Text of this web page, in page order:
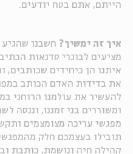
הייתם, אתם בטח יודעים.
איך זה ימשיך? חשבנו שהגיע
מציעים לבוגרי סדנאות
איתנו הן כיחידים שכותבים,
את בדידות האדם הכותב
להעשיר את עולמנו הרוחני
ומשוררים בני זמננו, וננסה
מפגשי עריכה מצומצמים
תובילו בעצמכם חלק
קהילה חיה ונושמת, כותבת